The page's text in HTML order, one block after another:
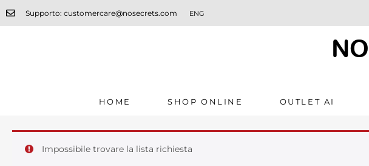
Supporto: customercare@nosecrets.com ENG
NO
HOME SHOP ONLINE OUTLET AI
Impossibile trovare la lista richiesta